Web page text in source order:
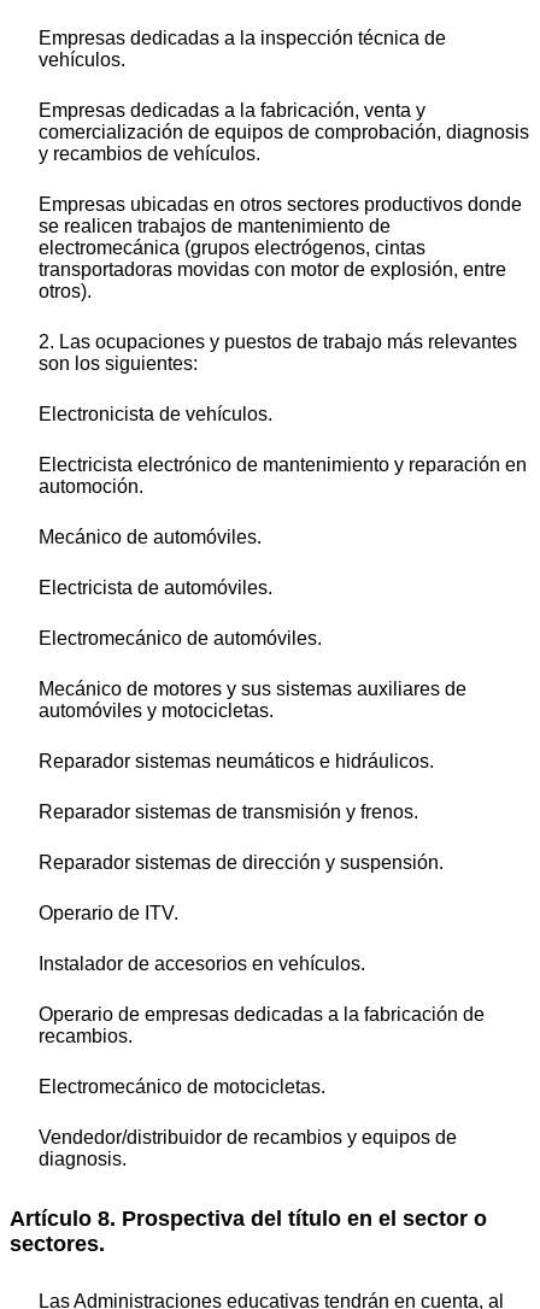
Empresas dedicadas a la inspección técnica de
vehículos.
Empresas dedicadas a la fabricación, venta y
comercialización de equipos de comprobación, diagnosis
y recambios de vehículos.
Empresas ubicadas en otros sectores productivos donde
se realicen trabajos de mantenimiento de
electromecánica (grupos electrógenos, cintas
transportadoras movidas con motor de explosión, entre
otros).
2. Las ocupaciones y puestos de trabajo más relevantes
son los siguientes:
Electronicista de vehículos.
Electricista electrónico de mantenimiento y reparación en
automoción.
Mecánico de automóviles.
Electricista de automóviles.
Electromecánico de automóviles.
Mecánico de motores y sus sistemas auxiliares de
automóviles y motocicletas.
Reparador sistemas neumáticos e hidráulicos.
Reparador sistemas de transmisión y frenos.
Reparador sistemas de dirección y suspensión.
Operario de ITV.
Instalador de accesorios en vehículos.
Operario de empresas dedicadas a la fabricación de
recambios.
Electromecánico de motocicletas.
Vendedor/distribuidor de recambios y equipos de
diagnosis.
Artículo 8. Prospectiva del título en el sector o
sectores.
Las Administraciones educativas tendrán en cuenta, al